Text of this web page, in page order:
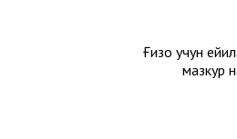
Ғизо учун
мазкур